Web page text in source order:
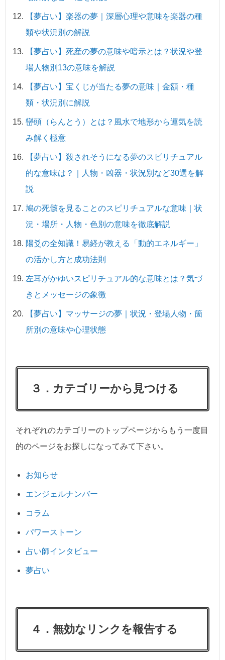
【夢占い】楽器の夢｜深層心理や意味を楽器の種
類や状況別の解説
【夢占い】死産の夢の意味や暗示とは？状況や登
場人物別13の意味を解説
【夢占い】宝くじが当たる夢の意味｜金額・種
類・状況別に解説
巒頭（らんとう）とは？風水で地形から運気を読
み解く極意
【夢占い】殺されそうになる夢のスピリチュアル
的な意味は？｜人物・凶器・状況別など30選を解
説
鳩の死骸を見ることのスピリチュアルな意味｜状
況・場所・人物・色別の意味を徹底解説
陽爻の全知識！易経が教える「動的エネルギー」
の活かし方と成功法則
左耳がかゆいスピリチュアル的な意味とは？気づ
きとメッセージの象徴
【夢占い】マッサージの夢｜状況・登場人物・箇
所別の意味や心理状態
３．カテゴリーから見つける
それぞれのカテゴリーのトップページからもう一度目
的のページをお探しになってみて下さい。
お知らせ
エンジェルナンバー
コラム
パワーストーン
占い師インタビュー
夢占い
４．無効なリンクを報告する